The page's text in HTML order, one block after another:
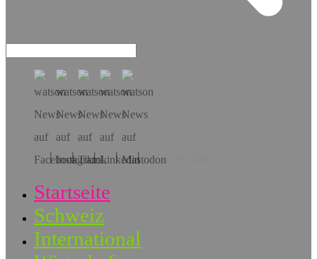
Hol dir die App!
Startseite
Schweiz
International